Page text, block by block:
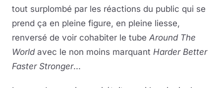
tout surplombé par les réactions du public qui se
prend ça en pleine figure, en pleine liesse,
renversé de voir cohabiter le tube Around The
Worldavec le non moins marquant Harder Better
Faster Stronger...